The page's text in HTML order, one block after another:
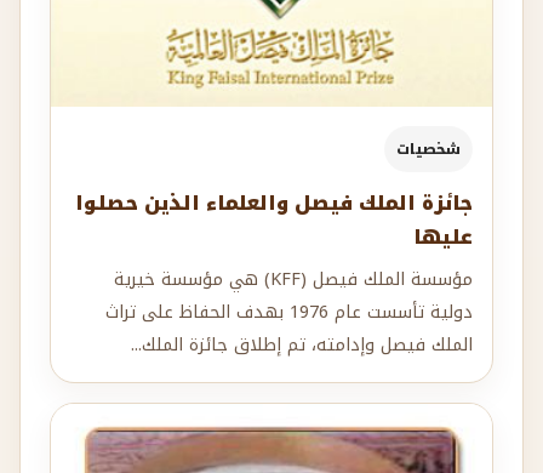
شخصيات
جائزة الملك فيصل والعلماء الذين حصلوا
عليها
مؤسسة الملك فيصل (KFF) هي مؤسسة خيرية
دولية تأسست عام 1976 بهدف الحفاظ على تراث
الملك فيصل وإدامته، تم إطلاق جائزة الملك...